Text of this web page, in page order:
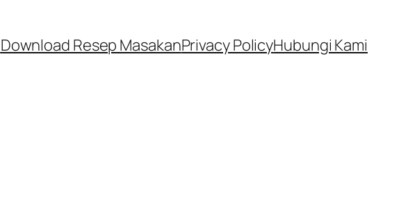
Download Resep MasakanPrivacy PolicyHubungi Kami